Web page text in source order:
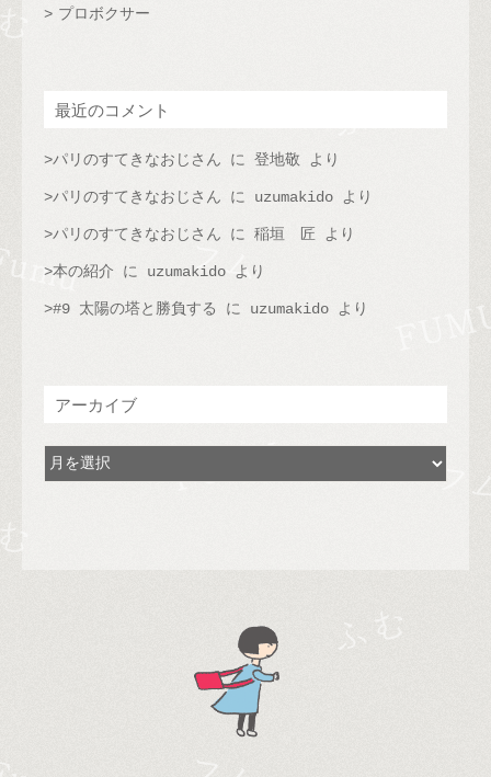
プロボクサー
最近のコメント
パリのすてきなおじさん に 登地敬 より
パリのすてきなおじさん に uzumakido より
パリのすてきなおじさん に 稲垣 匠 より
本の紹介 に uzumakido より
#9 太陽の塔と勝負する に uzumakido より
アーカイブ